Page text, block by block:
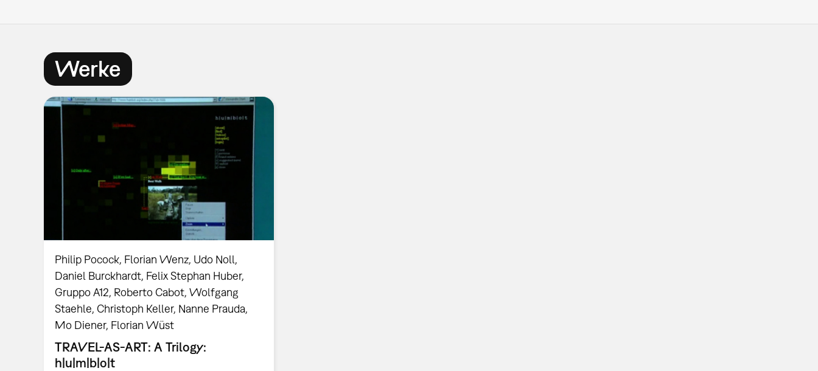
Werke
Philip Pocock, Florian Wenz, Udo Noll,
Daniel Burckhardt, Felix Stephan Huber,
Gruppo A12, Roberto Cabot, Wolfgang
Staehle, Christoph Keller, Nanne Prauda,
Mo Diener, Florian Wüst
TRAVEL-AS-ART: A Trilogy:
h|u|m|b|o|t